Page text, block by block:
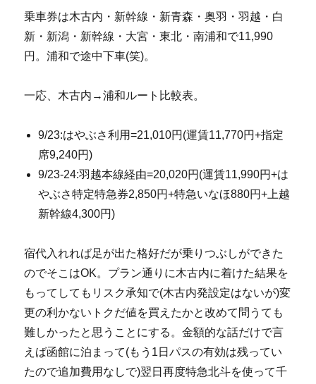
乗車券は木古内・新幹線・新青森・奥羽・羽越・白
新・新潟・新幹線・大宮・東北・南浦和で11,990
円。浦和で途中下車(笑)。
一応、木古内→浦和ルート比較表。
9/23:はやぶさ利用=21,010円(運賃11,770円+指定
席9,240円)
9/23-24:羽越本線経由=20,020円(運賃11,990円+は
やぶさ特定特急券2,850円+特急いなほ880円+上越
新幹線4,300円)
宿代入れれば足が出た格好だが乗りつぶしができた
のでそこはOK。プラン通りに木古内に着けた結果を
もってしてもリスク承知で(木古内発設定はないが)変
更の利かないトクだ値を買えたかと改めて問うても
難しかったと思うことにする。金額的な話だけで言
えば函館に泊まって(もう1日パスの有効は残ってい
たので追加費用なしで)翌日再度特急北斗を使って千